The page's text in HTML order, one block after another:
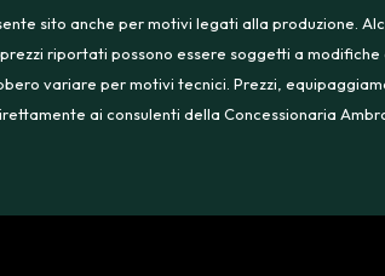
sito anche per motivi legati alla produzione.
riportati possono essere soggetti a
variare per motivi tecnici. Prezzi,
ai consulenti della Concessionaria